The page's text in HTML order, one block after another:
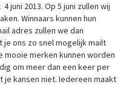
juni 2013. Op 5 juni zullen wij
Winnaars kunnen hun
adres zullen we dan
je ons zo snel mogelijk mailt
merken kunnen worden
om meer dan een keer per
kansen niet. Iedereen maakt